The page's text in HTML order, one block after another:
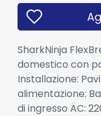
SharkNinja
domestico con
Installazione:
alimentazione:
di ingresso AC: